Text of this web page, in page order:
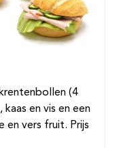
(4
en vis en een
en vers fruit. Prijs